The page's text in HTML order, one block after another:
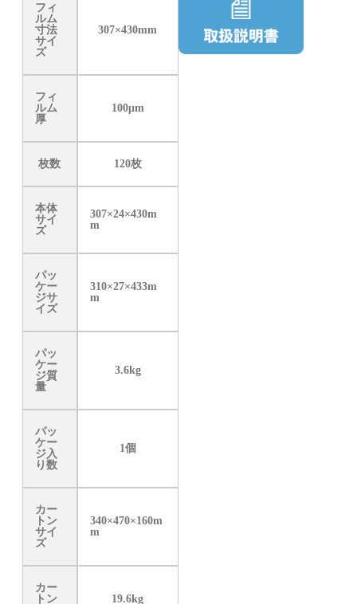
フィ
ルム
寸法
サイ
ズ
307×430mm
フィ
ルム
厚
100μm
枚数 120枚
本体
サイ
ズ
307×24×430m
m
パッ
ケー
ジサ
イズ
310×27×433m
m
パッ
ケー
ジ質
量
3.6kg
パッ
ケー
ジ入
り数
1個
カー
トン
サイ
ズ
340×470×160m
m
カー
トン
19.6kg